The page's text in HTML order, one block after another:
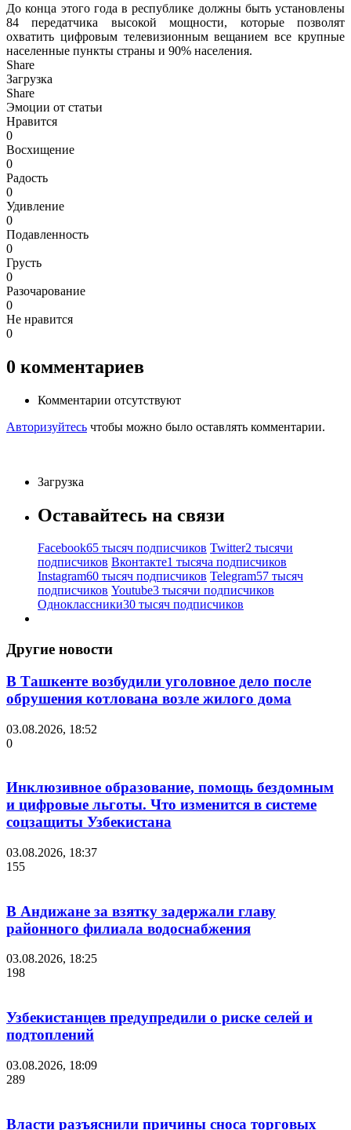
До конца этого года в республике должны быть установлены
84 передатчика высокой мощности, которые позволят
охватить цифровым телевизионным вещанием все крупные
населенные пункты страны и 90% населения.
Share
Загрузка
Share
Эмоции от статьи
Нравится
0
Восхищение
0
Радость
0
Удивление
0
Подавленность
0
Грусть
0
Разочарование
0
Не нравится
0
0 комментариев
Комментарии отсутствуют
Авторизуйтесь чтобы можно было оставлять комментарии.
Загрузка
Оставайтесь на связи
Facebook65 тысяч подписчиков Twitter2 тысячи
подписчиков Вконтакте1 тысяча подписчиков
Instagram60 тысяч подписчиков Telegram57 тысяч
подписчиков Youtube3 тысячи подписчиков
Одноклассники30 тысяч подписчиков
Другие новости
В Ташкенте возбудили уголовное дело после
обрушения котлована возле жилого дома
03.08.2026, 18:52
0
Инклюзивное образование, помощь бездомным
и цифровые льготы. Что изменится в системе
соцзащиты Узбекистана
03.08.2026, 18:37
155
В Андижане за взятку задержали главу
районного филиала водоснабжения
03.08.2026, 18:25
198
Узбекистанцев предупредили о риске селей и
подтоплений
03.08.2026, 18:09
289
Власти разъяснили причины сноса торговых